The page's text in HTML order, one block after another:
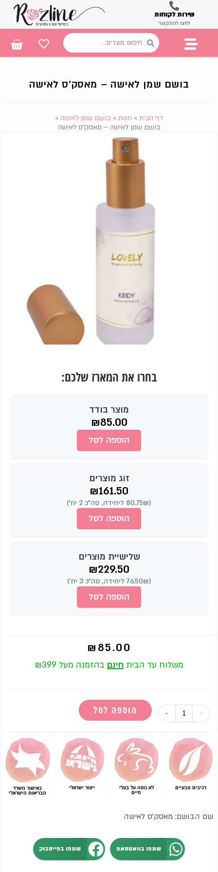
שירות לקוחות
לחצו להתקשר
בושם שמן לאישה – מאסק'ס לאישה
דף הבית » חנות » בושם שמן לאישה »
בושם שמן לאישה – מאסק'ס לאישה
₪ 85.00
משלוח עד הבית חינם בהזמנה מעל ₪399
-
+ הוספה לסל
רכיבים טבעיים לא נוסה על בעלי
חיים
ייצור ישראלי באישור משרד
הבריאות הישראלי
שם הבושם: מאסק'ס לאישה
שתפו בוואטסאפ שתפו בפייסבוק
בחרו את המארז שלכם:
מוצר בודד
₪85.00
הוספה לסל
זוג מוצרים
₪161.50
(80.75₪ ליחידה, סה"כ 2 יח')
הוספה לסל
שלישיית מוצרים
₪229.50
(76.50₪ ליחידה, סה"כ 3 יח')
הוספה לסל